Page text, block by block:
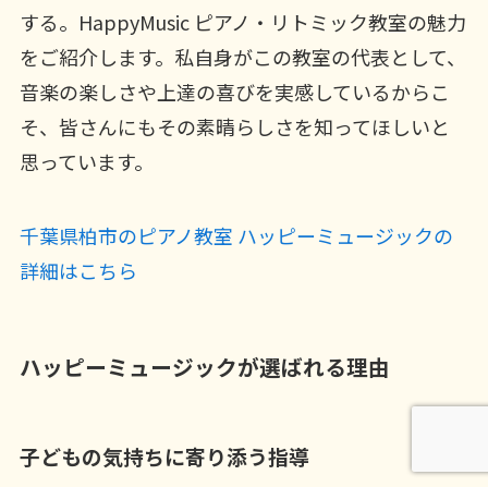
する。HappyMusic ピアノ・リトミック教室の魅力
をご紹介します。私自身がこの教室の代表として、
音楽の楽しさや上達の喜びを実感しているからこ
そ、皆さんにもその素晴らしさを知ってほしいと
思っています。
千葉県柏市のピアノ教室 ハッピーミュージックの
詳細はこちら
ハッピーミュージックが選ばれる理由
子どもの気持ちに寄り添う指導